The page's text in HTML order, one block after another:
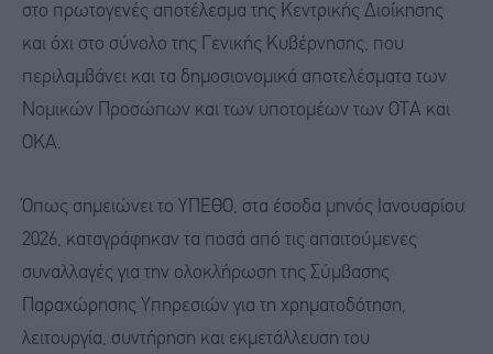
στο πρωτογενές αποτέλεσμα της Κεντρικής Διοίκησης
και όχι στο σύνολο της Γενικής Κυβέρνησης, που
περιλαμβάνει και τα δημοσιονομικά αποτελέσματα των
Νομικών Προσώπων και των υποτομέων των ΟΤΑ και
ΟΚΑ.
Όπως σημειώνει το ΥΠΕΘΟ, στα έσοδα μηνός Ιανουαρίου
2026, καταγράφηκαν τα ποσά από τις απαιτούμενες
συναλλαγές για την ολοκλήρωση της Σύμβασης
Παραχώρησης Υπηρεσιών για τη χρηματοδότηση,
λειτουργία, συντήρηση και εκμετάλλευση του